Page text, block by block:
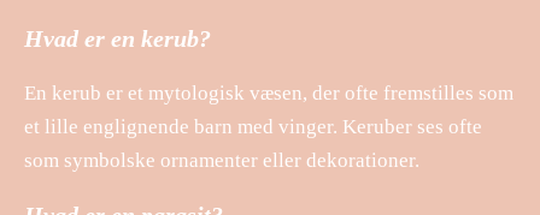
Hvad er en kerub?
En kerub er et mytologisk væsen, der ofte fremstilles som
et lille englignende barn med vinger. Keruber ses ofte
som symbolske ornamenter eller dekorationer.